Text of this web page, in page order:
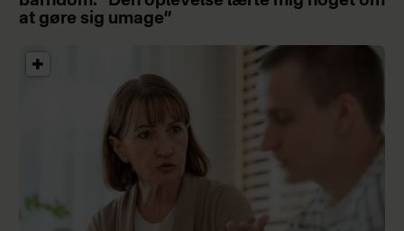
at gøre sig umage”